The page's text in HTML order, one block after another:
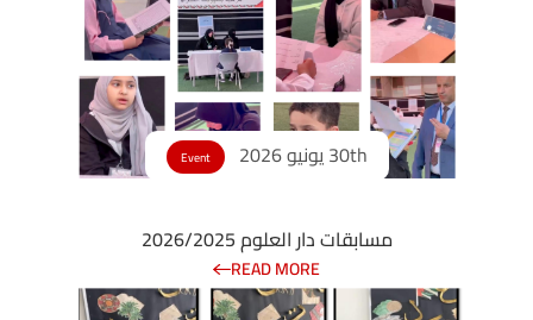
30th يونيو 2026 Event
مسابقات دار العلوم 2026/2025
READ MORE